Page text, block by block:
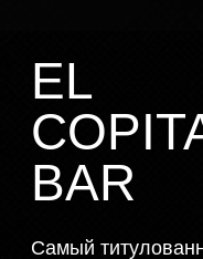
Самый титулованный и
обсуждаемый бар нашей
EL
COPITAS
BAR